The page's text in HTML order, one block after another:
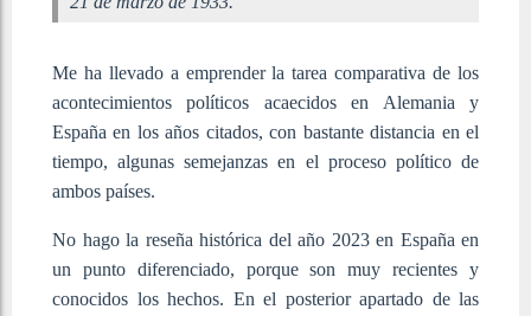
Me ha llevado a emprender la tarea comparativa de los
acontecimientos políticos acaecidos en Alemania y
España en los años citados, con bastante distancia en el
tiempo, algunas semejanzas en el proceso político de
ambos países.
No hago la reseña histórica del año 2023 en España en
un punto diferenciado, porque son muy recientes y
conocidos los hechos. En el posterior apartado de las